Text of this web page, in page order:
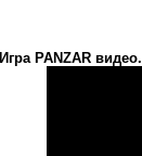
Игра PANZAR видео.